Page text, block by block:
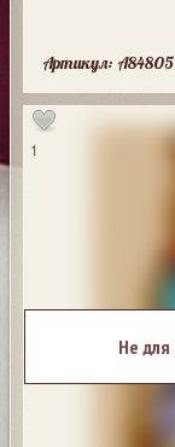
Артикул: A84805
1
Не